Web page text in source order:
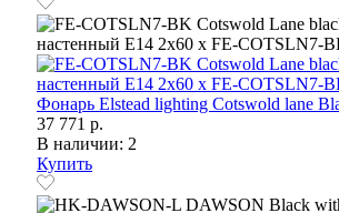
Фонарь Elstead lighting Cotswold lane
37 771 р.
В наличии: 2
Купить